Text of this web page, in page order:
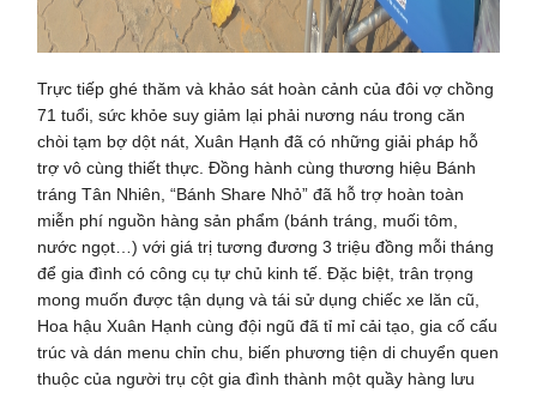
Trực tiếp ghé thăm và khảo sát hoàn cảnh của đôi vợ chồng
71 tuổi, sức khỏe suy giảm lại phải nương náu trong căn
chòi tạm bợ dột nát, Xuân Hạnh đã có những giải pháp hỗ
trợ vô cùng thiết thực. Đồng hành cùng thương hiệu Bánh
tráng Tân Nhiên, “Bánh Share Nhỏ” đã hỗ trợ hoàn toàn
miễn phí nguồn hàng sản phẩm (bánh tráng, muối tôm,
nước ngọt…) với giá trị tương đương 3 triệu đồng mỗi tháng
để gia đình có công cụ tự chủ kinh tế. Đặc biệt, trân trọng
mong muốn được tận dụng và tái sử dụng chiếc xe lăn cũ,
Hoa hậu Xuân Hạnh cùng đội ngũ đã tỉ mỉ cải tạo, gia cố cấu
trúc và dán menu chỉn chu, biến phương tiện di chuyển quen
thuộc của người trụ cột gia đình thành một quầy hàng lưu